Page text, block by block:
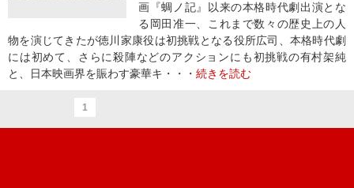
画『蜩ノ記』以来の本格時代劇出演とな
る岡田准一、これまで数々の歴史上の人
物を演じてきたが徳川家康役は初挑戦となる役所広司、本格時代劇
には初めて、さらに殺陣などのアクションにも初挑戦の有村架純
と、日本映画界を賑わす豪華キ・・・ 続きを読む
1